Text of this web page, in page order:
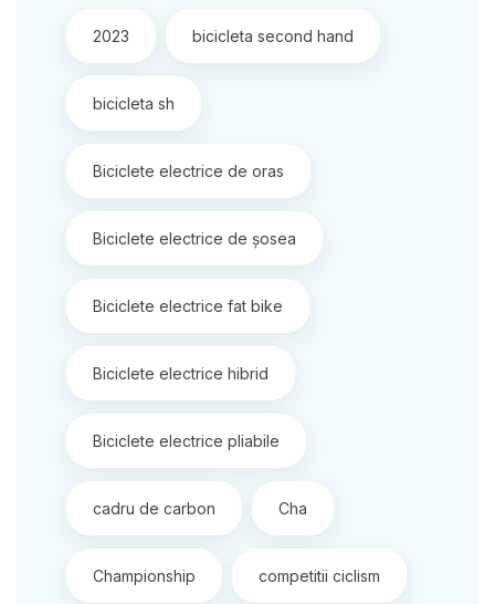
2023 bicicleta second hand
bicicleta sh
Biciclete electrice de oras
Biciclete electrice de șosea
Biciclete electrice fat bike
Biciclete electrice hibrid
Biciclete electrice pliabile
cadru de carbon Cha
Championship competitii ciclism